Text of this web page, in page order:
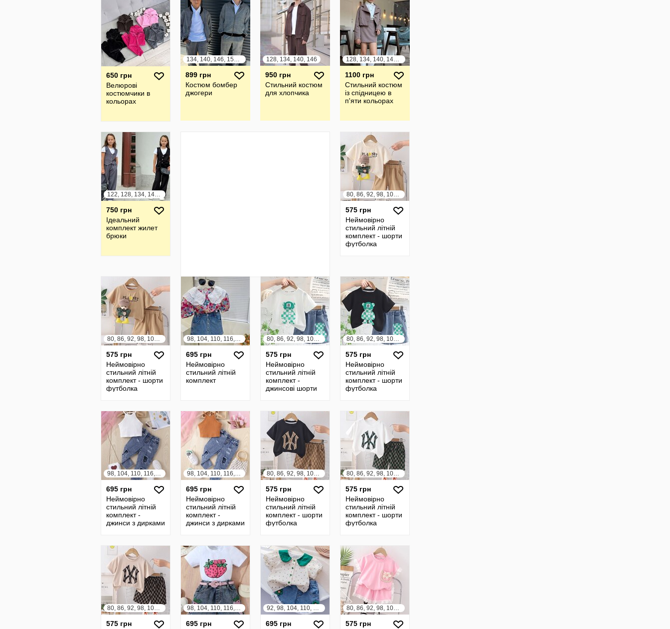
650 грн
Велюрові
костюмчики в
кольорах
134, 140, 146, 152, 158, 164
899 грн
Костюм бомбер
джогери
128, 134, 140, 146
950 грн
Стильний костюм
для хлопчика
128, 134, 140, 146, 152, 158, 164
1100 грн
Стильний костюм
із спідницею в
п'яти кольорах
122, 128, 134, 140, 146, 152
750 грн
Ідеальний
комплект жилет
брюки
80, 86, 92, 98, 104, 110, 116, 122
575 грн
Неймовірно
стильний літній
комплект - шорти
футболка
80, 86, 92, 98, 104, 110, 116, 122
575 грн
Неймовірно
стильний літній
комплект - шорти
футболка
98, 104, 110, 116, 122, 128, 134, 140
695 грн
Неймовірно
стильний літній
комплект
80, 86, 92, 98, 104, 110, 116, 122
575 грн
Неймовірно
стильний літній
комплект -
джинсові шорти
80, 86, 92, 98, 104, 110, 116, 122
575 грн
Неймовірно
стильний літній
комплект - шорти
футболка
98, 104, 110, 116, 122, 128
695 грн
Неймовірно
стильний літній
комплект -
джинси з дирками
98, 104, 110, 116, 122, 128
695 грн
Неймовірно
стильний літній
комплект -
джинси з дирками
80, 86, 92, 98, 104, 110, 116, 122
575 грн
Неймовірно
стильний літній
комплект - шорти
футболка
80, 86, 92, 98, 104, 110, 116, 122
575 грн
Неймовірно
стильний літній
комплект - шорти
футболка
80, 86, 92, 98, 104, 110, 116, 122
575 грн
98, 104, 110, 116, 122, 128
695 грн
92, 98, 104, 110, 116, 122, 128
695 грн
80, 86, 92, 98, 104, 110, 116, 122
575 грн